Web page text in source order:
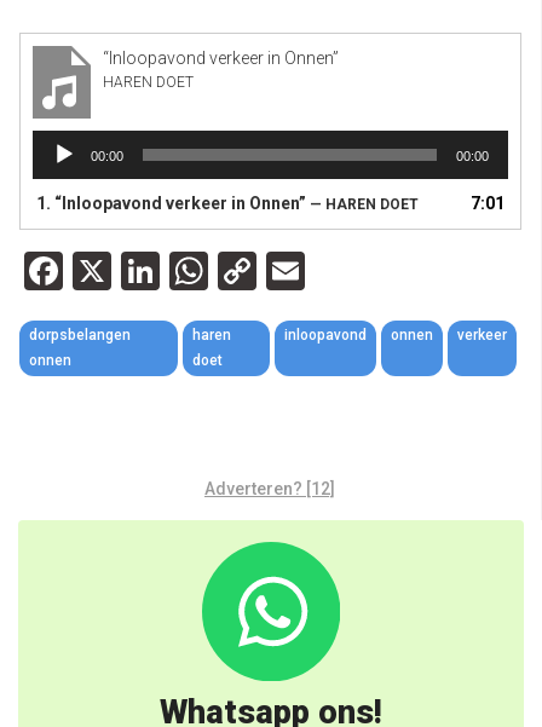
“Inloopavond verkeer in Onnen”
HAREN DOET
Audiospeler
00:00 00:00
1. “Inloopavond verkeer in Onnen” — HAREN DOET 7:01
Facebook
X LinkedIn
WhatsApp
Copy
Link
dorpsbelangen
onnen
haren
doet
inloopavond onnen verkeer
Adverteren? [12]
Whatsapp ons!